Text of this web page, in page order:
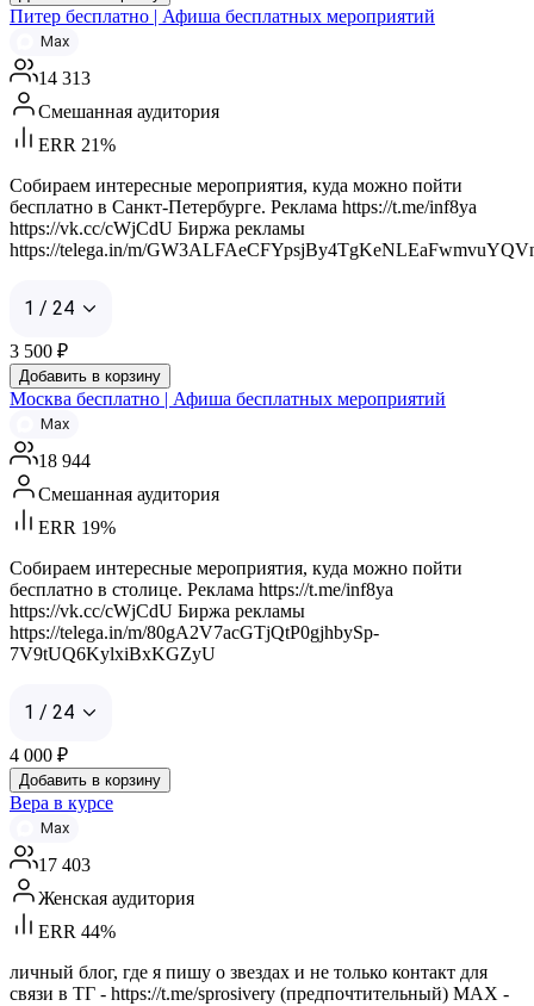
Питер бесплатно | Афиша бесплатных мероприятий
Max
14 313
Смешанная аудитория
ERR 21%
Собираем интересные мероприятия, куда можно пойти
бесплатно в Санкт-Петербурге. Реклама https://t.me/inf8ya
https://vk.cc/cWjCdU Биржа рекламы
https://telega.in/m/
1 / 24
3 500 ₽
Добавить в корзину
Москва бесплатно | Афиша бесплатных мероприятий
Max
18 944
Смешанная аудитория
ERR 19%
Собираем интересные мероприятия, куда можно пойти
бесплатно в столице. Реклама https://t.me/inf8ya
https://vk.cc/cWjCdU Биржа рекламы
https://telega.in/m/80gA2V7acGTjQtP0gjhbySp-
7V9tUQ6KylxiBxKGZyU
1 / 24
4 000 ₽
Добавить в корзину
Вера в курсе
Max
17 403
Женская аудитория
ERR 44%
личный блог, где я пишу о звездах и не только контакт для
связи в ТГ - https://t.me/sprosivery (предпочтительный) МАХ -